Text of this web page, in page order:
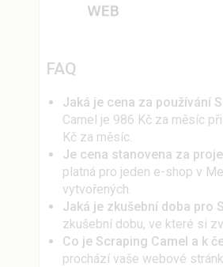
FAQ
Jaká je cena za používání
Camel je 986 Kč za měsíc
Kč za měsíc.
Je cena stanovena za
platná pro jeden e-shop v
vytvořených.
Jaká je zkušební doba pro
zkušební dobu, ve které si
Co je Scraping Camel a k
prochází vaše webové